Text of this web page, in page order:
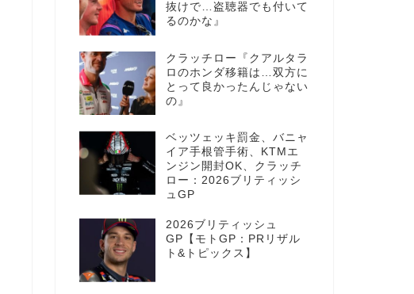
抜けで…盗聴器でも付いて
るのかな』
クラッチロー『クアルタラ
ロのホンダ移籍は…双方に
とって良かったんじゃない
の』
ベッツェッキ罰金、バニャ
イア手根管手術、KTMエ
ンジン開封OK、クラッチ
ロー：2026ブリティッシ
ュGP
2026ブリティッシュ
GP【モトGP：PRリザル
ト&トピックス】